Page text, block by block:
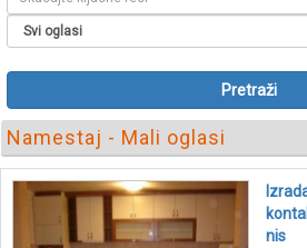
Pretraži
Namestaj - Mali oglasi
nis